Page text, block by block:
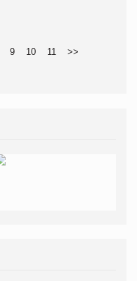
9 10 11 >>